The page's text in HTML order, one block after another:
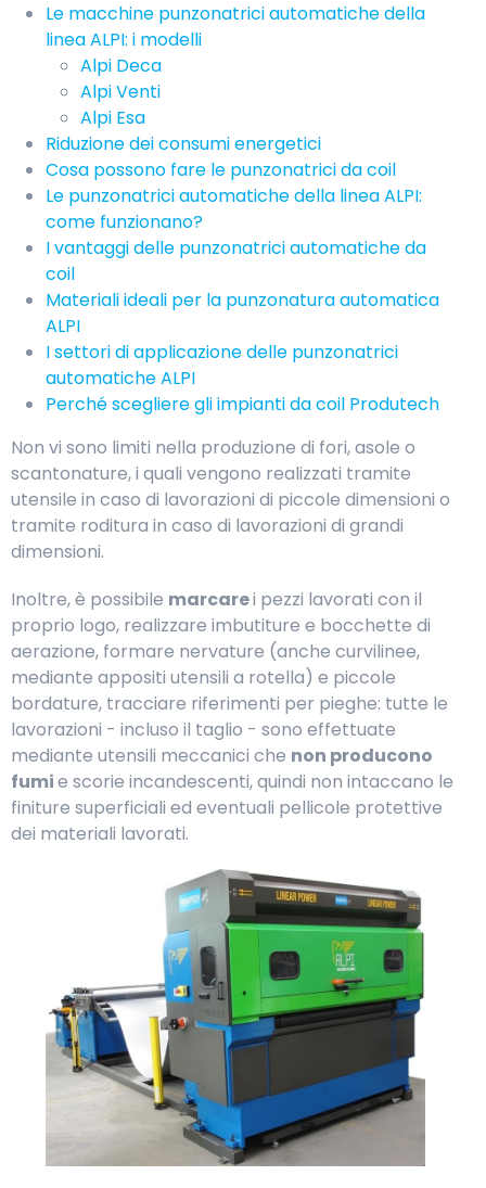
Le macchine punzonatrici automatiche della
linea ALPI: i modelli
Alpi Deca
Alpi Venti
Alpi Esa
Riduzione dei consumi energetici
Cosa possono fare le punzonatrici da coil
Le punzonatrici automatiche della linea ALPI:
come funzionano?
I vantaggi delle punzonatrici automatiche da
coil
Materiali ideali per la punzonatura automatica
ALPI
I settori di applicazione delle punzonatrici
automatiche ALPI
Perché scegliere gli impianti da coil Produtech
Non vi sono limiti nella produzione di fori, asole o
scantonature, i quali vengono realizzati tramite
utensile in caso di lavorazioni di piccole dimensioni o
tramite roditura in caso di lavorazioni di grandi
dimensioni.
Inoltre, è possibile marcarei pezzi lavorati con il
proprio logo, realizzare imbutiture e bocchette di
aerazione, formare nervature (anche curvilinee,
mediante appositi utensili a rotella) e piccole
bordature, tracciare riferimenti per pieghe: tutte le
lavorazioni - incluso il taglio - sono effettuate
mediante utensili meccanici che non producono
fumie scorie incandescenti, quindi non intaccano le
finiture superficiali ed eventuali pellicole protettive
dei materiali lavorati.